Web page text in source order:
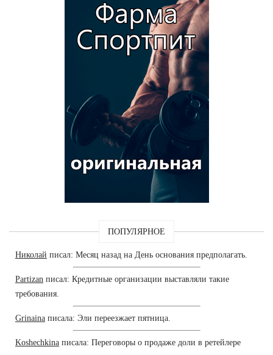
ПОПУЛЯРНОЕ
Николай писал: Месяц назад на День основания предполагать.
Partizan писал: Кредитные организации выставляли такие
требования.
Grinaina писала: Эли переезжает пятница.
Koshechkina писала: Переговоры о продаже доли в ретейлере